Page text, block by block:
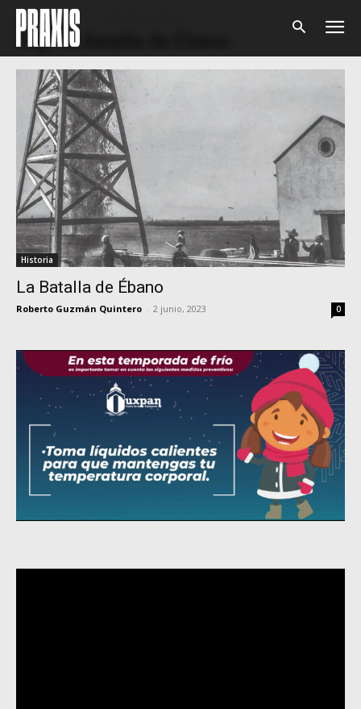
Home Tags
Tag: La Batalla de Ébano
Historia
La Batalla de Ébano
Roberto Guzmán Quintero 2 junio, 2023 0